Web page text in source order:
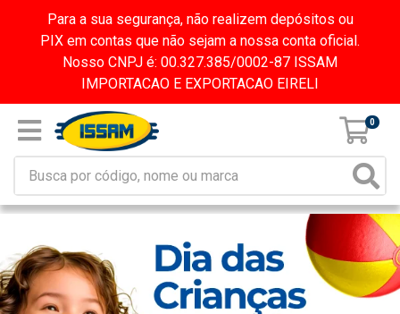
Para a sua segurança, não realizem depósitos ou
PIX em contas que não sejam a nossa conta oficial.
Nosso CNPJ é: 00.327.385/0002-87 ISSAM
IMPORTACAO E EXPORTACAO EIRELI
0